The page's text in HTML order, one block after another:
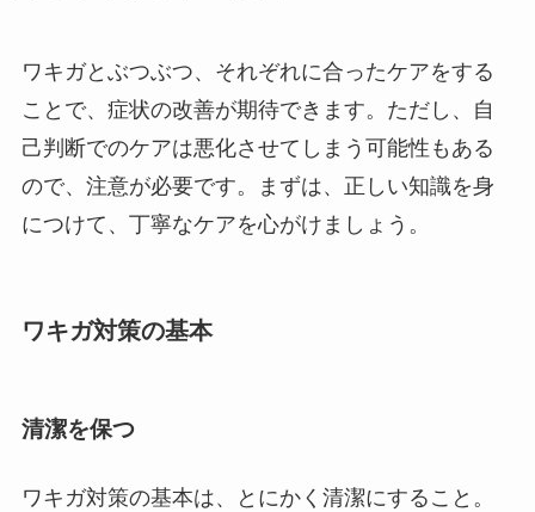
ワキガとぶつぶつ、それぞれに合ったケアをする
ことで、症状の改善が期待できます。ただし、自
己判断でのケアは悪化させてしまう可能性もある
ので、注意が必要です。まずは、正しい知識を身
につけて、丁寧なケアを心がけましょう。
ワキガ対策の基本
清潔を保つ
ワキガ対策の基本は、とにかく清潔にすること。